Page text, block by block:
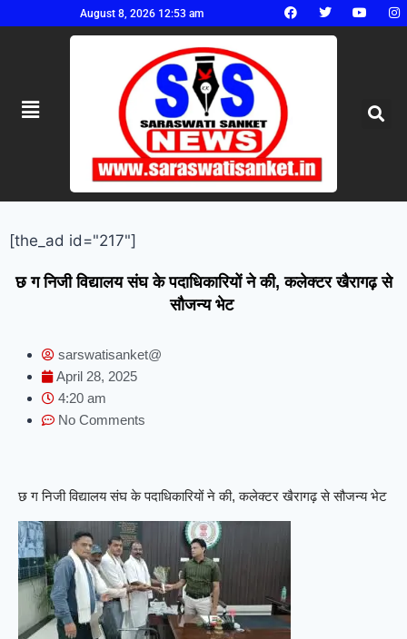
August 8, 2026 12:53 am
[the_ad id="217"]
छ ग निजी विद्यालय संघ के पदाधिकारियों ने की, कलेक्टर खैरागढ़ से
सौजन्य भेट
sarswatisanket@
April 28, 2025
4:20 am
No Comments
छ ग निजी विद्यालय संघ के पदाधिकारियों ने की, कलेक्टर खैरागढ़ से सौजन्य भेट